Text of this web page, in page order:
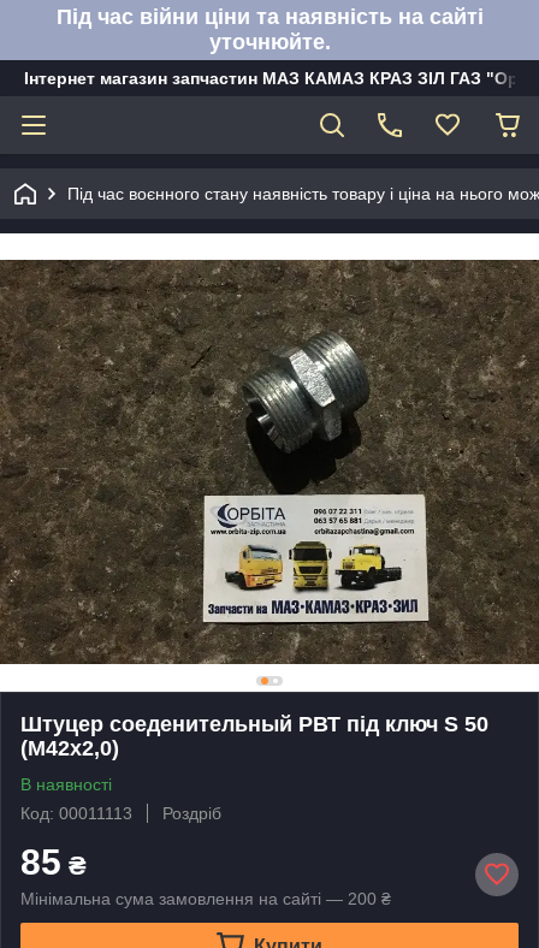
Під час війни ціни та наявність на сайті
уточнюйте.
Інтернет магазин запчастин МАЗ КАМАЗ КРАЗ ЗІЛ ГАЗ
Під час воєнного стану наявність товару і ціна на нього
Штуцер соеденительный РВТ під ключ S 50
(М42х2,0)
В наявності
Код: 00011113
Роздріб
85 ₴
Мінімальна сума замовлення на сайті — 200 ₴